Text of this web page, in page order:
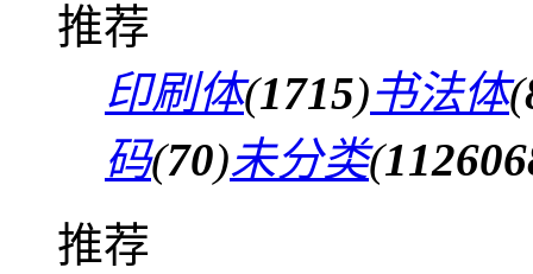
推荐
印刷体(1715)书法体(
码(70)未分类(
推荐